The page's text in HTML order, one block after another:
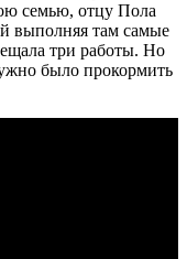
семью, отцу Пола
выполняя там самые
три работы. Но
было прокормить